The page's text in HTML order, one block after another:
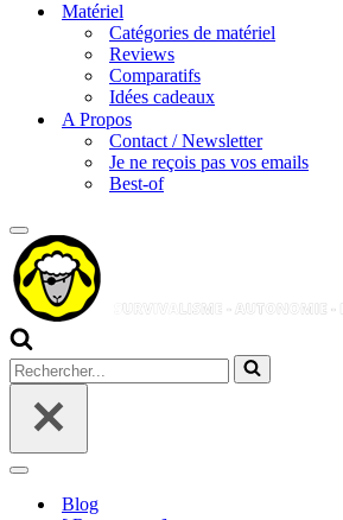
Matériel
Catégories de matériel
Reviews
Comparatifs
Idées cadeaux
A Propos
Contact / Newsletter
Je ne reçois pas vos emails
Best-of
Menu
de
navigation
Rechercher...
Menu
navigation
Blog